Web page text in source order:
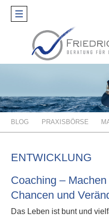
Toggle
navigation
BLOG PRAXISBÖRSE
ENTWICKLUNG
Coaching –
Chancen und
Das Leben ist bunt und